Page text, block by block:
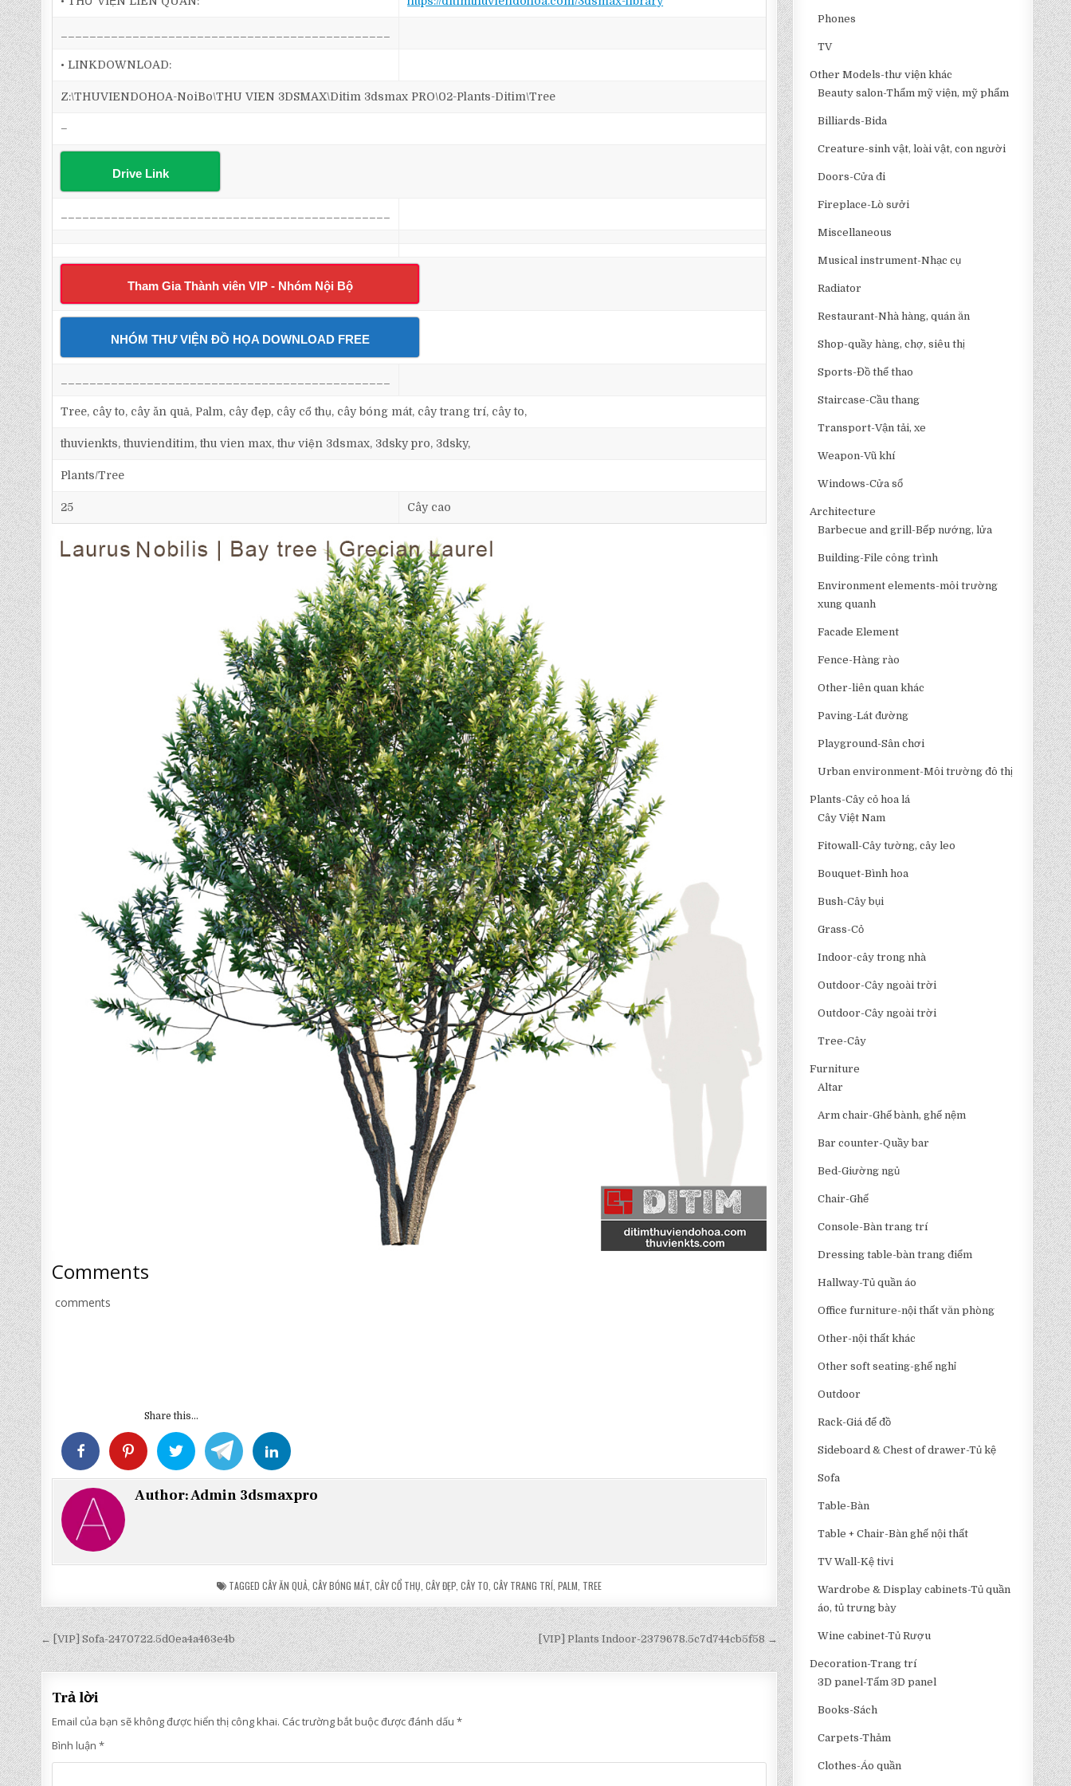
• LINKDOWNLOAD:
Z:\THUVIENDOHOA-NoiBo\THU VIEN 3DSMAX\Ditim 3dsmax PRO\02-Plants-Ditim\Tree
–
Drive Link
Tham Gia Thành viên VIP - Nhóm Nội Bộ
NHÓM THƯ VIỆN ĐỒ HỌA DOWNLOAD FREE
Tree, cây to, cây ăn quả, Palm, cây đẹp, cây cổ thụ, cây bóng mát, cây trang trí, cây to,
thuvienkts, thuvienditim, thu vien max, thư viện 3dsmax, 3dsky pro, 3dsky,
Plants/Tree
25 Cây cao
Comments
comments
Share this...
Author:Admin 3dsmaxpro
TAGGEDCÂY ĂN QUẢ ,CÂY BÓNG MÁT ,CÂY CỔ THỤ ,CÂY ĐẸP ,CÂY TO ,CÂY TRANG TRÍ ,PALM TREE
Điều
hướng
bài
viết
[VIP] Plants Indoor-2379678.5c7d744cb5f58 →
← [VIP] Sofa-2470722.5d0ea4a463e4b
Trả lời
Email của bạn sẽ không được hiển thị công khai. Các trường bắt buộc được đánh dấu*
Bình luận*
Phones
TV
Other Models-thư viện khác
Beauty salon-Thẩm mỹ viện, mỹ phẩm
Billiards-Bida
Creature-sinh vật, loài vật, con người
Doors-Cửa đi
Fireplace-Lò sưởi
Miscellaneous
Musical instrument-Nhạc cụ
Radiator
Restaurant-Nhà hàng, quán ăn
Shop-quầy hàng, chợ, siêu thị
Sports-Đồ thể thao
Staircase-Cầu thang
Transport-Vận tải, xe
Weapon-Vũ khí
Windows-Cửa sổ
Architecture
Barbecue and grill-Bếp nướng, lửa
Building-File công trình
Environment elements-môi trường
xung quanh
Facade Element
Fence-Hàng rào
Other-liên quan khác
Paving-Lát đường
Playground-Sân chơi
Urban environment-Môi trường đô thị
Plants-Cây cỏ hoa lá
Cây Việt Nam
Fitowall-Cây tường, cây leo
Bouquet-Bình hoa
Bush-Cây bụi
Grass-Cỏ
Indoor-cây trong nhà
Outdoor-Cây ngoài trời
Outdoor-Cây ngoài trời
Tree-Cây
Furniture
Altar
Arm chair-Ghế bành, ghế nệm
Bar counter-Quầy bar
Bed-Giường ngủ
Chair-Ghế
Console-Bàn trang trí
Dressing table-bàn trang điểm
Hallway-Tủ quần áo
Office furniture-nội thất văn phòng
Other-nội thất khác
Other soft seating-ghế nghỉ
Outdoor
Rack-Giá để đồ
Sideboard & Chest of drawer-Tủ kệ
Sofa
Table-Bàn
Table + Chair-Bàn ghế nội thất
TV Wall-Kệ tivi
Wardrobe & Display cabinets-Tủ quần
áo, tủ trưng bày
Wine cabinet-Tủ Rượu
Decoration-Trang trí
3D panel-Tấm 3D panel
Books-Sách
Carpets-Thảm
Clothes-Áo quần